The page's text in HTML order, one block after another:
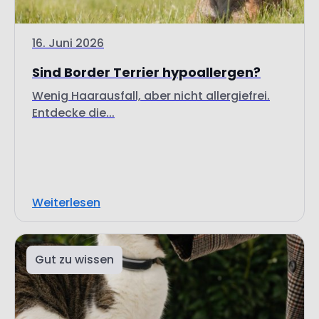
16. Juni 2026
Sind Border Terrier hypoallergen?
Wenig Haarausfall, aber nicht allergiefrei.
Entdecke die...
Weiterlesen
Gut zu wissen